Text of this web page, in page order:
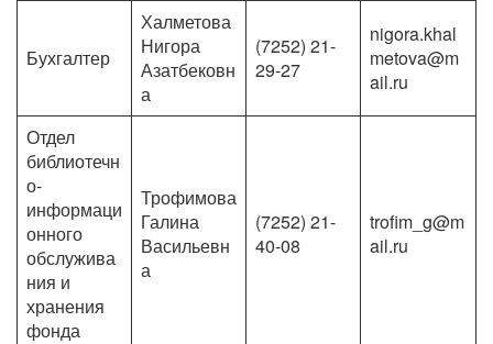
Бухгалтер
Халметова
Нигора
Азатбековн
а
(7252) 21-
29-27
nigora.khal
metova@m
ail.ru
Отдел
библиотечн
о-
информаци
онного
обслужива
ния и
хранения
фонда
Трофимова
Галина
Васильевн
а
(7252) 21-
40-08
trofim_g@m
ail.ru